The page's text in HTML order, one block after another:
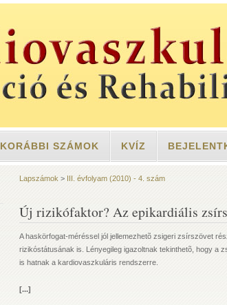
KORÁBBI SZÁMOK KVÍZ
Lapszámok > III. évfolyam (2010) - 4. szám
Új rizikófaktor? Az epikardiális
A haskörfogat-méréssel jól jellemezhetõ zsigeri zsírszövet
rizikóstátusának is. Lényegileg igazoltnak tekinthetõ, hogy a
is hatnak a kardiovaszkuláris rendszerre.
[...]